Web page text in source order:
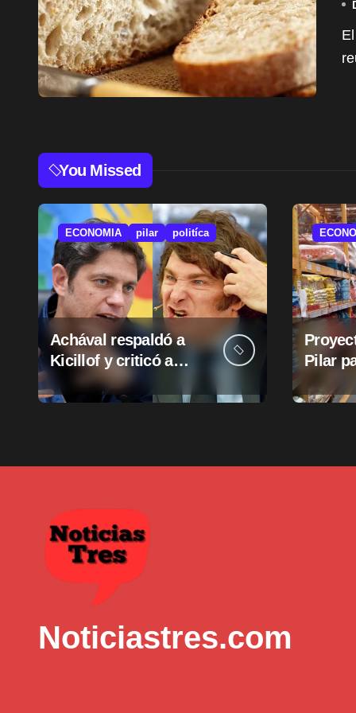
El Centro Industrial de Panaderos de Merlo tuvo una
You Missed
ECONOMIA pilar politíca
Achával respaldó a
Kicillof y criticó a
Milei
Pilar
Noticiastres.com